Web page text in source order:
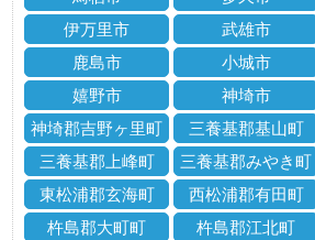
伊万里市
武雄市
鹿島市
小城市
嬉野市
神埼市
神埼郡吉野ヶ里町
三養基郡基山町
三養基郡上峰町
三養基郡みやき町
東松浦郡玄海町
西松浦郡有田町
杵島郡大町町
杵島郡江北町